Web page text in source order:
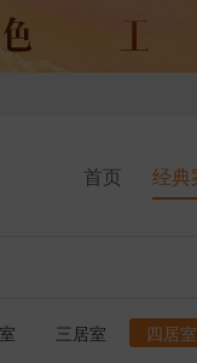
首页 经典
三居室
四居室